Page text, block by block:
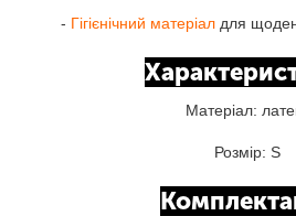
- Гігієнічний матеріалдля
Матеріал:
Розмір: S